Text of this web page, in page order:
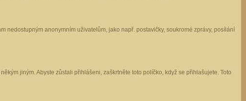
nedostupným anonymním uživatelům, jako např. postavičky, soukromé zprávy, posílání
jiným. Abyste zůstali přihlášeni, zaškrtněte toto políčko, když se přihlašujete. Toto